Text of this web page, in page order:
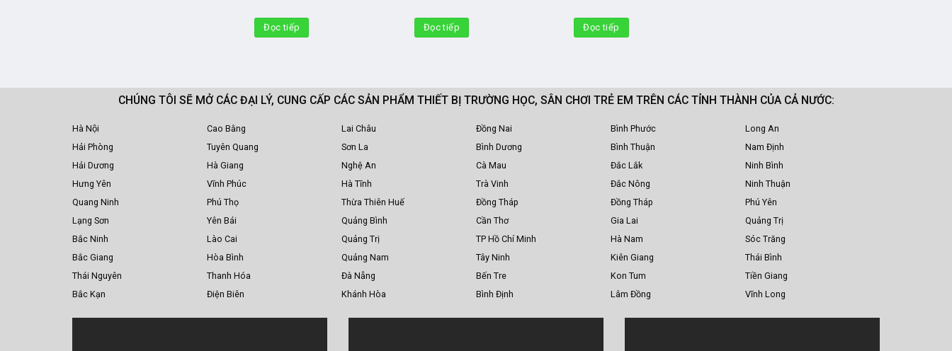
Đọc tiếp Đọc tiếp Đọc tiếp
CHÚNG TÔI SẼ MỞ CÁC ĐẠI LÝ, CUNG CẤP CÁC SẢN PHẨM THIẾT BỊ TRƯỜNG HỌC, SÂN CHƠI TRẺ EM TRÊN CÁC TỈNH THÀNH CỦA CẢ NƯỚC:
Hà Nội
Hải Phòng
Hải Dương
Hưng Yên
Quang Ninh
Lạng Sơn
Bắc Ninh
Bắc Giang
Thái Nguyên
Bắc Kạn
Cao Bằng
Tuyên Quang
Hà Giang
Vĩnh Phúc
Phú Thọ
Yên Bái
Lào Cai
Hòa Bình
Thanh Hóa
Điện Biên
Lai Châu
Sơn La
Nghệ An
Hà Tĩnh
Thừa Thiên Huế
Quảng Bình
Quảng Trị
Quảng Nam
Đà Nẵng
Khánh Hòa
Đồng Nai
Bình Dương
Cà Mau
Trà Vinh
Đồng Tháp
Cần Thơ
TP Hồ Chí Minh
Tây Ninh
Bến Tre
Bình Định
Bình Phước
Bình Thuận
Đắc Lắk
Đắc Nông
Đồng Tháp
Gia Lai
Hà Nam
Kiên Giang
Kon Tum
Lâm Đồng
Long An
Nam Định
Ninh Bình
Ninh Thuận
Phú Yên
Quảng Trị
Sóc Trăng
Thái Bình
Tiền Giang
Vĩnh Long